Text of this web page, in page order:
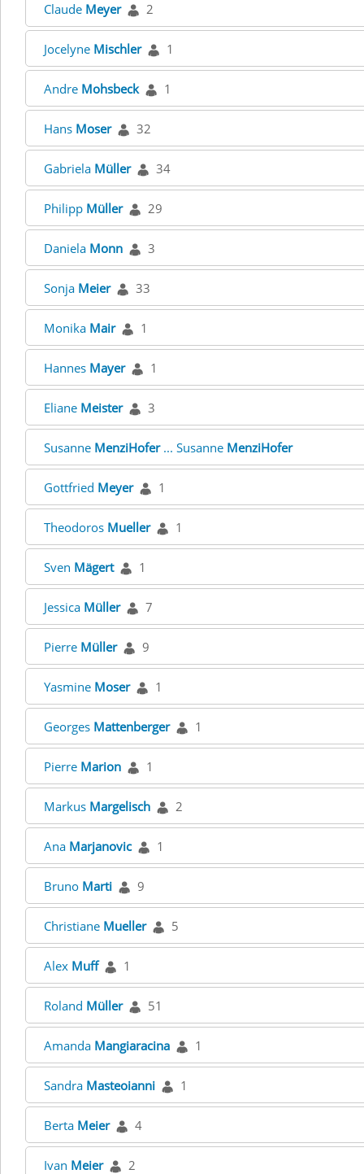
Claude Meyer 2
Jocelyne Mischler 1
Andre Mohsbeck 1
Hans Moser 32
Gabriela Müller 34
Philipp Müller 29
Daniela Monn 3
Sonja Meier 33
Monika Mair 1
Hannes Mayer 1
Eliane Meister 3
Susanne MenziHofer... Susanne MenziHofer
Gottfried Meyer 1
Theodoros Mueller 1
Sven Mägert 1
Jessica Müller 7
Pierre Müller 9
Yasmine Moser 1
Georges Mattenberger 1
Pierre Marion 1
Markus Margelisch 2
Ana Marjanovic 1
Bruno Marti 9
Christiane Mueller 5
Alex Muff 1
Roland Müller 51
Amanda Mangiaracina 1
Sandra Masteoianni 1
Berta Meier 4
Ivan Meier 2